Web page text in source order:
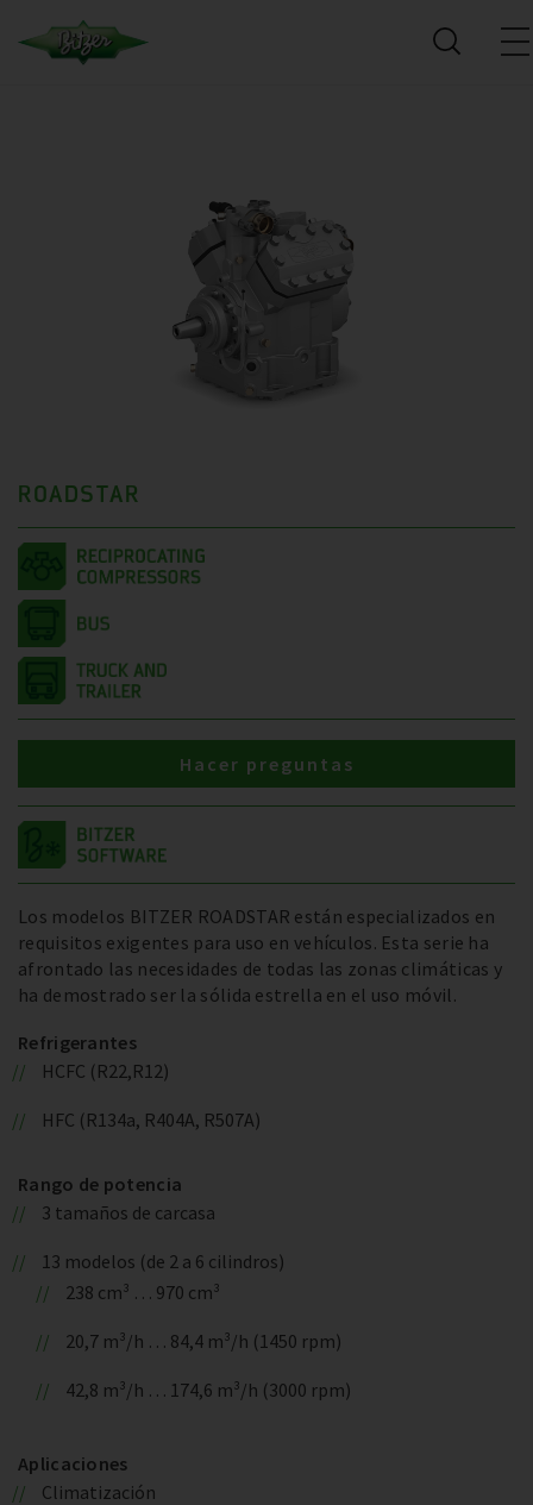
ROADSTAR
Los modelos BITZER ROADSTAR están especializados en
requisitos exigentes para uso en vehículos. Esta serie ha
afrontado las necesidades de todas las zonas climáticas y
ha demostrado ser la sólida estrella en el uso móvil.
Refrigerantes
HCFC (R22,R12)
HFC (R134a, R404A, R507A)
Rango de potencia
3 tamaños de carcasa
13 modelos (de 2 a 6 cilindros)
238 cm³ … 970 cm³
20,7 m³/h … 84,4 m³/h (1450 rpm)
42,8 m³/h … 174,6 m³/h (3000 rpm)
Aplicaciones
Climatización
Hacer preguntas